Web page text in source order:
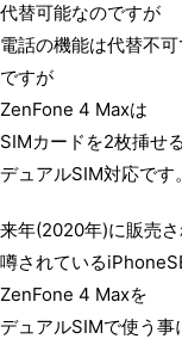
代替可能なのですが
電話の機能は代替不可
ですが
ZenFone 4 Maxは
SIMカードを2枚挿せる
デュアルSIM対応です。
来年(2020年)に販売さ
噂されている
ZenFone 4 Maxを
デュアルSIMで使う事